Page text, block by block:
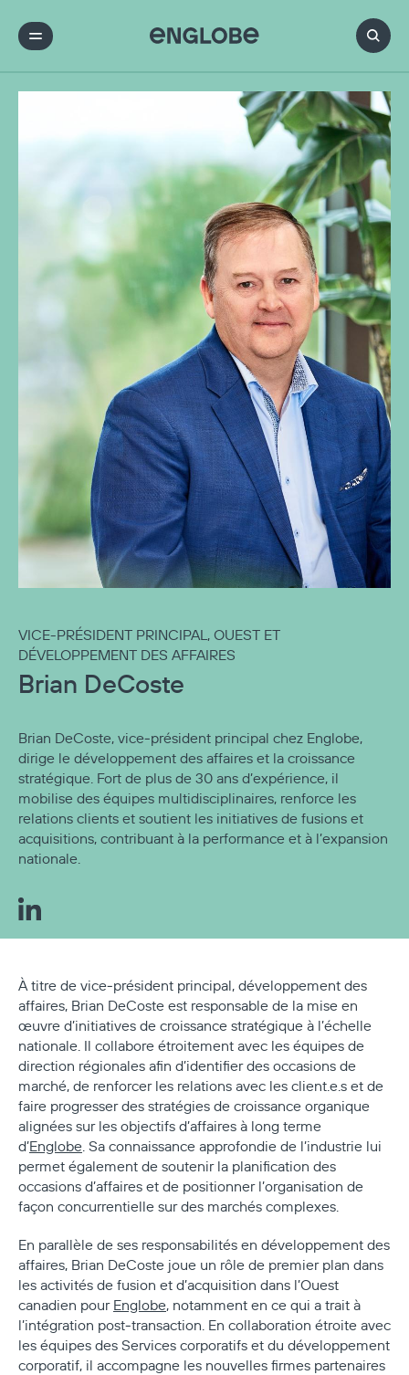
VICE-PRÉSIDENT PRINCIPAL, OUEST ET
DÉVELOPPEMENT DES AFFAIRES
Brian DeCoste
Brian DeCoste, vice‑président principal chez Englobe,
dirige le développement des affaires et la croissance
stratégique. Fort de plus de 30 ans d’expérience, il
mobilise des équipes multidisciplinaires, renforce les
relations clients et soutient les initiatives de fusions et
acquisitions, contribuant à la performance et à l’expansion
nationale.
À titre de vice‑président principal, développement des
affaires, Brian DeCoste est responsable de la mise en
œuvre d’initiatives de croissance stratégique à l’échelle
nationale. Il collabore étroitement avec les équipes de
direction régionales afin d’identifier des occasions de
marché, de renforcer les relations avec les client.e.s et de
faire progresser des stratégies de croissance organique
alignées sur les objectifs d’affaires à long terme
d’Englobe. Sa connaissance approfondie de l’industrie lui
permet également de soutenir la planification des
occasions d’affaires et de positionner l’organisation de
façon concurrentielle sur des marchés complexes.
En parallèle de ses responsabilités en développement des
affaires, Brian DeCoste joue un rôle de premier plan dans
les activités de fusion et d’acquisition dans l’Ouest
canadien pour Englobe, notamment en ce qui a trait à
l’intégration post‑transaction. En collaboration étroite avec
les équipes des Services corporatifs et du développement
corporatif, il accompagne les nouvelles firmes partenaires